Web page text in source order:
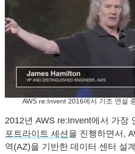
AWS re:Invent 2016에서 기조 연설
2012년 AWS re:Invent에서 가장
포트라이트 세션 을 진행하면서,
역(AZ)을 기반한 데이터 센터 설